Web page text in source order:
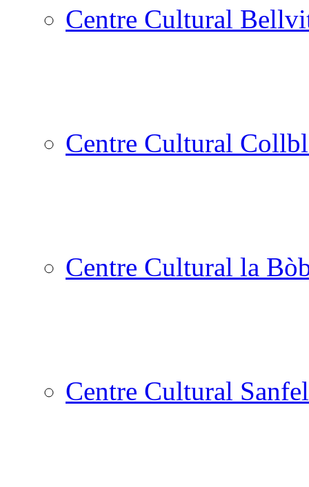
Centre Cultural
Centre Cultural
Centre Cultural la
Centre Cultural